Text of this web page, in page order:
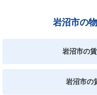
岩沼市の
岩沼市の
岩沼市の